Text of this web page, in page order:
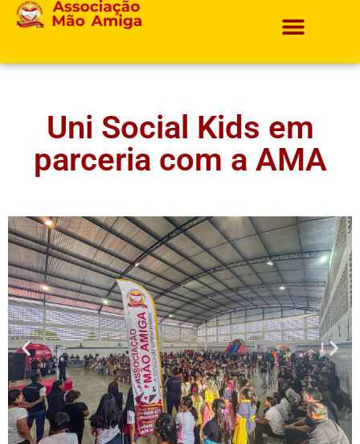
Uni Social Kids em
parceria com a AMA